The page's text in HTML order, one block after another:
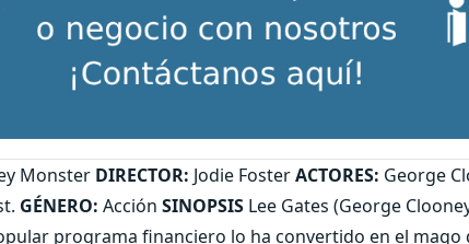
Monster DIRECTOR: Jodie FosterACTORES: George
GÉNERO: Acción SINOPSIS Lee Gates (George
programa financiero lo ha convertido en el mago